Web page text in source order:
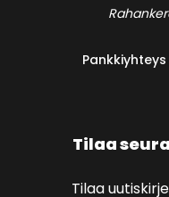
Tilaa
Tilaa